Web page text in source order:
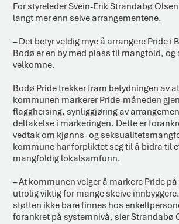
For styreleder Svein-Erik Strandabø
langt mer enn selve arrangementene.
– Det betyr veldig mye å arrangere Pride i
Bodø er en by med plass til mangfold, og
velkomne.
Bodø Pride trekker fram betydningen av
kommunen markerer Pride-måneden
flaggheising, synliggjøring av
deltakelse i markeringen. Dette er
vedtak om kjønns- og
kommune har forpliktet seg til å bidra til
mangfoldig lokalsamfunn.
– At kommunen velger å markere Pride
utrolig viktig for mange skeive
støtten ikke bare finnes hos
forankret på systemnivå, sier Strandabø